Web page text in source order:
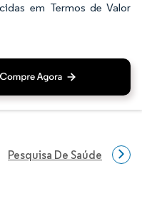
em Termos de Valor
Pesquisa De Saúde